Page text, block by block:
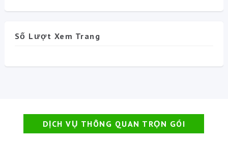
Số Lượt Xem Trang
DỊCH VỤ THÔNG QUAN TRỌN GÓI